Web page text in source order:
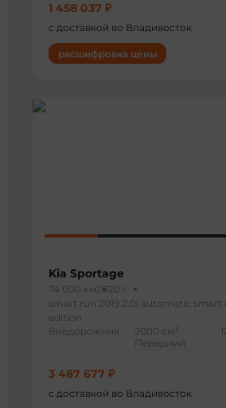
1 458 037 ₽
с доставкой во Владивосток
расшифровка цены
Kia Sportage
74 000 км2020 г
smart run 2019 2.0l automatic smart
edition
Внедорожник
2000 см 3
Передний
3 487 677 ₽
с доставкой во Владивосток